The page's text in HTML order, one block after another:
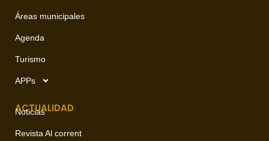
Áreas municipales
Agenda
Turismo
APPs
ACTUALIDAD
Noticias
Revista Al corrent